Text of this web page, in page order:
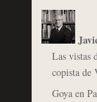
Las vistas
copista de
Goya en